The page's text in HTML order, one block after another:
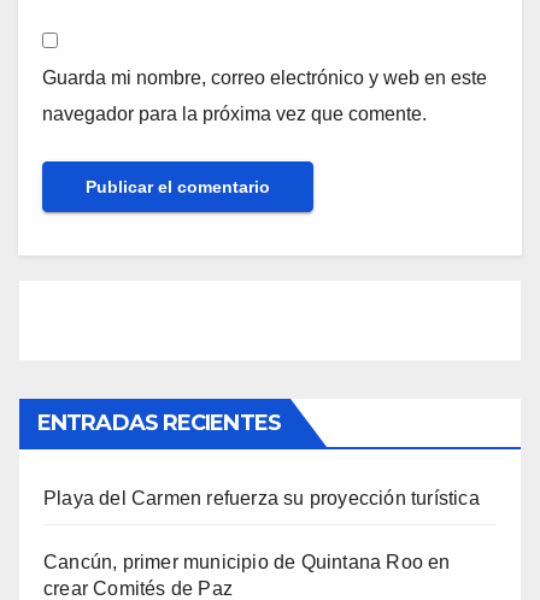
Guarda mi nombre, correo electrónico y web en este
navegador para la próxima vez que comente.
ENTRADAS RECIENTES
Playa del Carmen refuerza su proyección turística
Cancún, primer municipio de Quintana Roo en
crear Comités de Paz